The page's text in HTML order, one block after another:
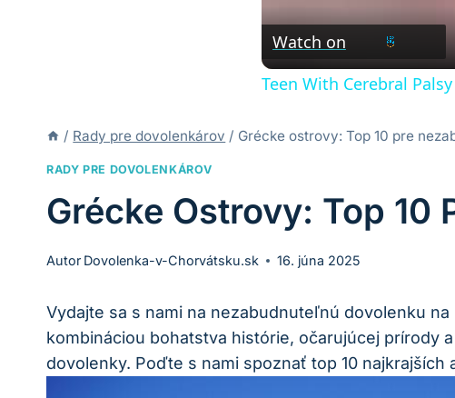
Watch on
Teen With Cerebral
/ Rady pre dovolenkárov / Grécke ostrovy: Top 10 pre
RADY PRE DOVOLENKÁROV
Grécke Ostrovy: Top 10
Autor Dovolenka-v-Chorvátsku.sk 16. júna 2025
Vydajte sa s nami na nezabudnuteľnú dovolenku
kombináciou bohatstva histórie, očarujúcej prírody
dovolenky. Poďte s nami spoznať top 10